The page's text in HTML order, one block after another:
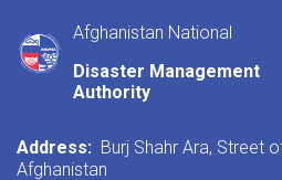
Afghanistan National
Disaster Management
Authority
Address: Burj Shahr Ara, Street
Afghanistan